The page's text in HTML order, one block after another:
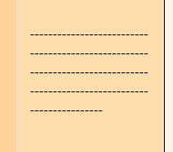
--------------------------
--------------------------
--------------------------
--------------------------
----------------